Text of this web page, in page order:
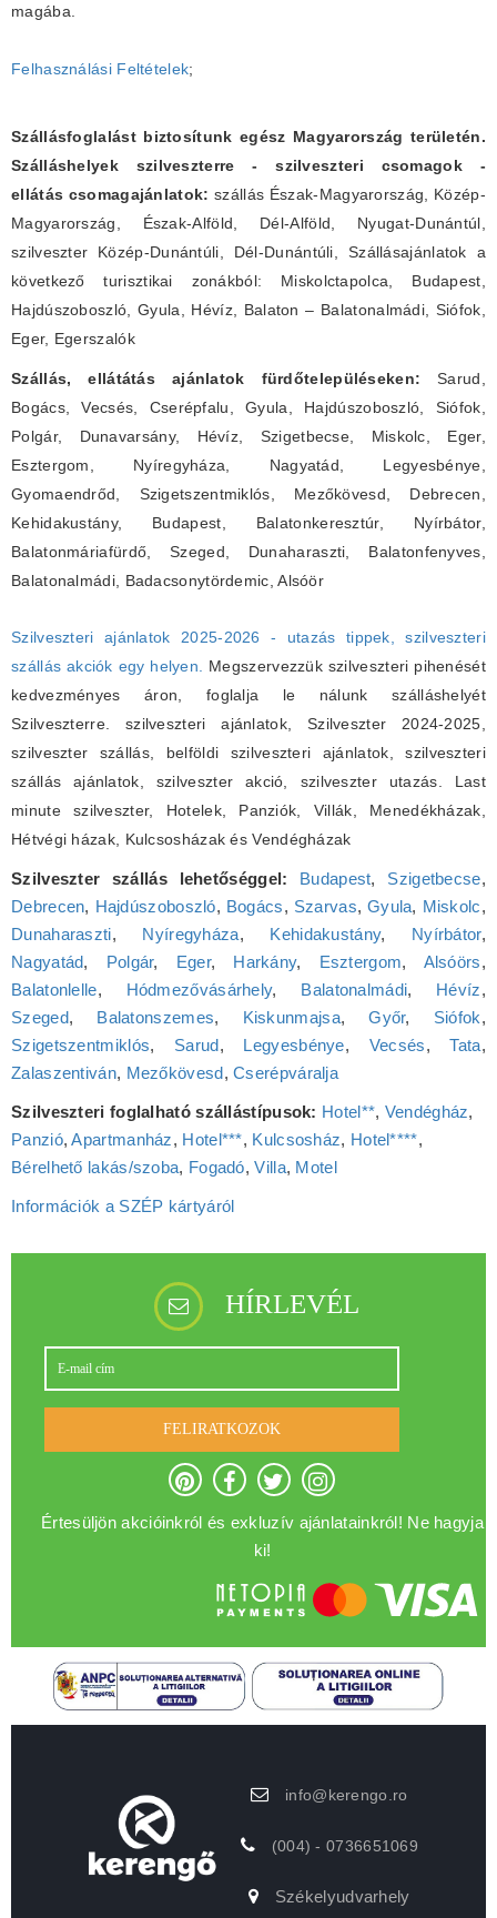
magába.
Felhasználási Feltételek;
Szállásfoglalást biztosítunk egész Magyarország területén.
Szálláshelyek szilveszterre - szilveszteri csomagok -
ellátás csomagajánlatok: szállás Észak-Magyarország, Közép-
Magyarország, Észak-Alföld, Dél-Alföld, Nyugat-Dunántúl,
szilveszter Közép-Dunántúli, Dél-Dunántúli, Szállásajánlatok a
következő turisztikai zonákból: Miskolctapolca, Budapest,
Hajdúszoboszló, Gyula, Hévíz, Balaton – Balatonalmádi, Siófok,
Eger, Egerszalók
Szállás, ellátátás ajánlatok fürdőtelepüléseken:Sarud,
Bogács, Vecsés, Cserépfalu, Gyula, Hajdúszoboszló, Siófok,
Polgár, Dunavarsány, Hévíz, Szigetbecse, Miskolc, Eger,
Esztergom, Nyíregyháza, Nagyatád, Legyesbénye,
Gyomaendrőd, Szigetszentmiklós, Mezőkövesd, Debrecen,
Kehidakustány, Budapest, Balatonkeresztúr, Nyírbátor,
Balatonmáriafürdő, Szeged, Dunaharaszti, Balatonfenyves,
Balatonalmádi, Badacsonytördemic, Alsóör
Szilveszteri ajánlatok 2025-2026 - utazás tippek, szilveszteri
szállás akciók egy helyen.
Megszervezzük szilveszteri pihenését
kedvezményes áron, foglalja le nálunk szálláshelyét
Szilveszterre. szilveszteri ajánlatok, Szilveszter 2024-2025,
szilveszter szállás, belföldi szilveszteri ajánlatok, szilveszteri
szállás ajánlatok, szilveszter akció, szilveszter utazás. Last
minute szilveszter, Hotelek, Panziók, Villák, Menedékházak,
Hétvégi házak, Kulcsosházak és Vendégházak
Szilveszter szállás lehetőséggel: Budapest, Szigetbecse,
Debrecen, Hajdúszoboszló, Bogács, Szarvas, Gyula, Miskolc,
Dunaharaszti, Nyíregyháza, Kehidakustány, Nyírbátor,
Nagyatád, Polgár, Eger, Harkány, Esztergom, Alsóörs,
Balatonlelle, Hódmezővásárhely, Balatonalmádi, Hévíz,
Szeged, Balatonszemes, Kiskunmajsa,Győr, Siófok,
Szigetszentmiklós, Sarud, Legyesbénye, Vecsés,Tata,
Zalaszentiván, Mezőkövesd,Cserépváralja
Szilveszteri foglalható szállástípusok: Hotel**, Vendégház,
Panzió,Apartmanház, Hotel***, Kulcsosház, Hotel****,
Bérelhető lakás/szoba, Fogadó,Villa, Motel
Információk a SZÉP kártyáról
HÍRLEVÉL
FELIRATKOZOK
Értesüljön akcióinkról és exkluzív ajánlatainkról! Ne hagyja
ki!
info@kerengo.ro
(004) - 0736651069
Székelyudvarhely